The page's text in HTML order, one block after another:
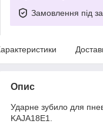
Замовлення під
Опис
Ударне зубило для
KAJA18E1.